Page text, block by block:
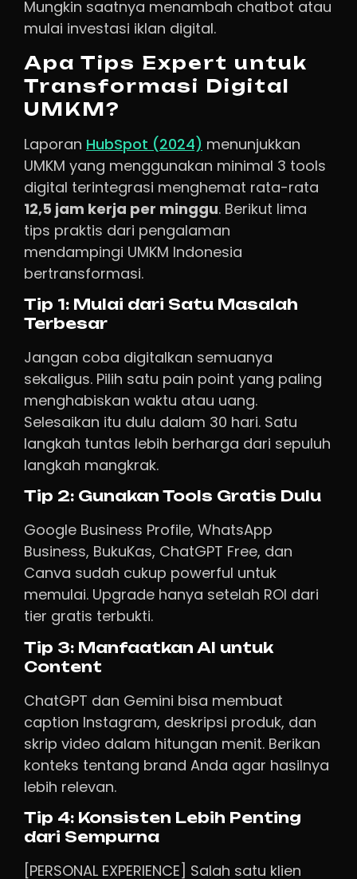
Mungkin saatnya menambah chatbot atau
mulai investasi iklan digital.
Apa Tips Expert untuk
Transformasi Digital
UMKM?
Laporan HubSpot (2024) menunjukkan
UMKM yang menggunakan minimal 3 tools
digital terintegrasi menghemat rata-rata
12,5 jam kerja per minggu. Berikut lima
tips praktis dari pengalaman
mendampingi UMKM Indonesia
bertransformasi.
Tip 1: Mulai dari Satu Masalah
Terbesar
Jangan coba digitalkan semuanya
sekaligus. Pilih satu pain point yang paling
menghabiskan waktu atau uang.
Selesaikan itu dulu dalam 30 hari. Satu
langkah tuntas lebih berharga dari sepuluh
langkah mangkrak.
Tip 2: Gunakan Tools Gratis Dulu
Google Business Profile, WhatsApp
Business, BukuKas, ChatGPT Free, dan
Canva sudah cukup powerful untuk
memulai. Upgrade hanya setelah ROI dari
tier gratis terbukti.
Tip 3: Manfaatkan AI untuk
Content
ChatGPT dan Gemini bisa membuat
caption Instagram, deskripsi produk, dan
skrip video dalam hitungan menit. Berikan
konteks tentang brand Anda agar hasilnya
lebih relevan.
Tip 4: Konsisten Lebih Penting
dari Sempurna
[PERSONAL EXPERIENCE] Salah satu klien